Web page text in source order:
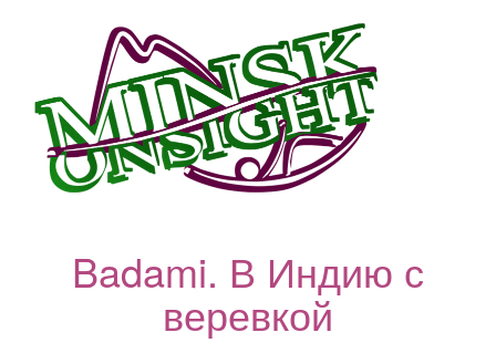
Badami. В Индию с
веревкой